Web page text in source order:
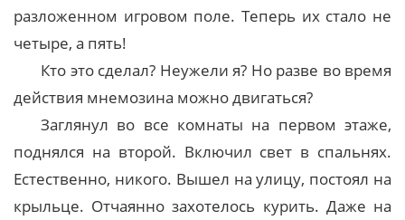
разложенном игровом поле. Теперь их стало не
четыре, а пять!
Кто это сделал? Неужели я? Но разве во время
действия мнемозина можно двигаться?
Заглянул во все комнаты на первом этаже,
поднялся на второй. Включил свет в спальнях.
Естественно, никого. Вышел на улицу, постоял на
крыльце. Отчаянно захотелось курить. Даже на